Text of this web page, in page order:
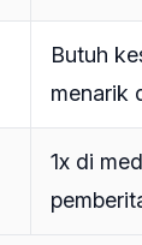
Butuh
menarik
1x di